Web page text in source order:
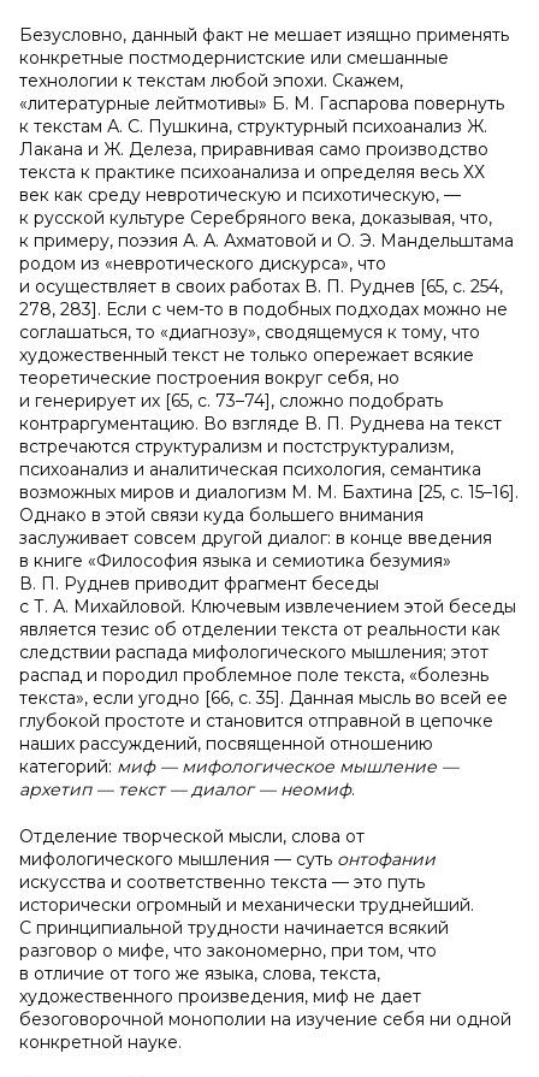
Безусловно, данный факт не мешает изящно применять
конкретные постмодернистские или смешанные
технологии к текстам любой эпохи. Скажем,
«литературные лейтмотивы» Б. М. Гаспарова повернуть
к текстам А. С. Пушкина, структурный психоанализ Ж.
Лакана и Ж. Делеза, приравнивая само производство
текста к практике психоанализа и определяя весь ХХ
век как среду невротическую и психотическую, —
к русской культуре Серебряного века, доказывая, что,
к примеру, поэзия А. А. Ахматовой и О. Э. Мандельштама
родом из «невротического дискурса», что
и осуществляет в своих работах В. П. Руднев [65, c. 254,
278, 283]. Если с чем-то в подобных подходах можно не
соглашаться, то «диагнозу», сводящемуся к тому, что
художественный текст не только опережает всякие
теоретические построения вокруг себя, но
и генерирует их [65, c. 73–74], сложно подобрать
контраргументацию. Во взгляде В. П. Руднева на текст
встречаются структурализм и постструктурализм,
психоанализ и аналитическая психология, семантика
возможных миров и диалогизм М. М. Бахтина [25, c. 15–16].
Однако в этой связи куда большего внимания
заслуживает совсем другой диалог: в конце введения
в книге «Философия языка и семиотика безумия»
В. П. Руднев приводит фрагмент беседы
с Т. А. Михайловой. Ключевым извлечением этой беседы
является тезис об отделении текста от реальности как
следствии распада мифологического мышления; этот
распад и породил проблемное поле текста, «болезнь
текста», если угодно [66, c. 35]. Данная мысль во всей ее
глубокой простоте и становится отправной в цепочке
наших рассуждений, посвященной отношению
категорий: миф — мифологическое мышление —
архетип — текст — диалог — неомиф.
Отделение творческой мысли, слова от
мифологического мышления — суть онтофании
искусства и соответственно текста — это путь
исторически огромный и механически труднейший.
С принципиальной трудности начинается всякий
разговор о мифе, что закономерно, при том, что
в отличие от того же языка, слова, текста,
художественного произведения, миф не дает
безоговорочной монополии на изучение себя ни одной
конкретной науке.